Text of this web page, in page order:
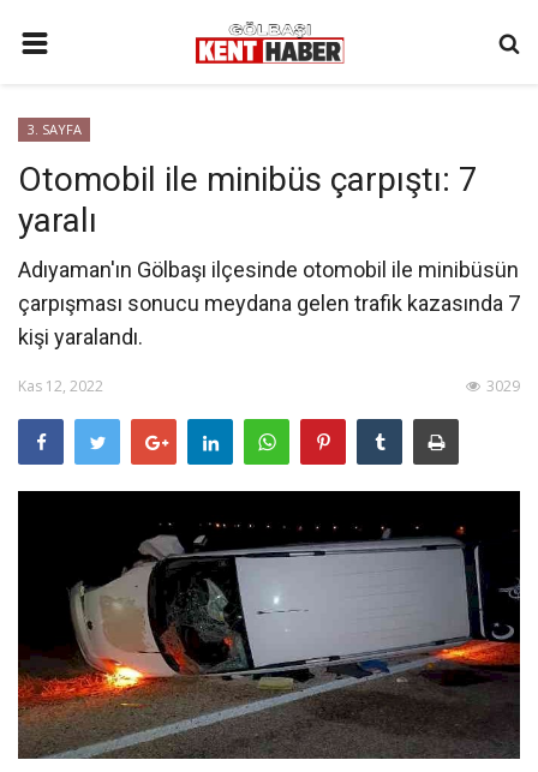
İLETIŞIM
3. SAYFA
GÜNDEM
YAŞAM
SAĞLIK
SİYASET
KÜNYE
MALATYA
YAZARLARIMIZ
ÖZEL ANKETLER
3. SAYFA
Otomobil ile minibüs çarpıştı: 7
yaralı
Adıyaman'ın Gölbaşı ilçesinde otomobil ile minibüsün
çarpışması sonucu meydana gelen trafik kazasında 7
kişi yaralandı.
Kas 12, 2022 3029